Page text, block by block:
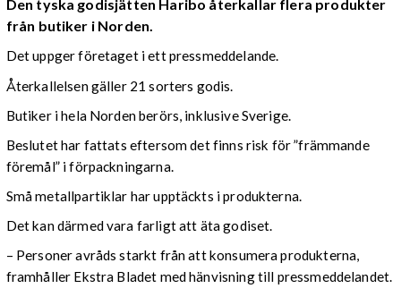
Den tyska godisjätten Haribo återkallar flera produkter
från butiker i Norden.
Det uppger företaget i ett pressmeddelande.
Återkallelsen gäller 21 sorters godis.
Butiker i hela Norden berörs, inklusive Sverige.
Beslutet har fattats eftersom det finns risk för ”främmande
föremål” i förpackningarna.
Små metallpartiklar har upptäckts i produkterna.
Det kan därmed vara farligt att äta godiset.
– Personer avråds starkt från att konsumera produkterna,
framhåller Ekstra Bladet med hänvisning till pressmeddelandet.